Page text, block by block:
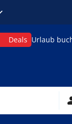
Deals Urlaub